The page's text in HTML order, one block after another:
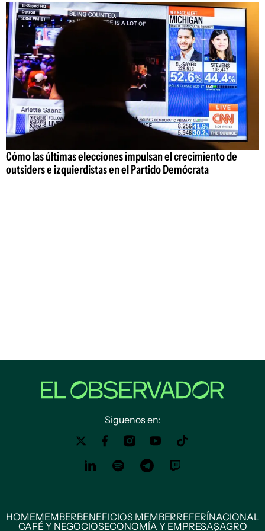
Cómo las últimas elecciones impulsan el crecimiento de
outsiders e izquierdistas en el Partido Demócrata
Siguenos en:
HOMEMEMBERBENEFICIOS MEMBERREFERÍNACIONAL
CAFÉ Y NEGOCIOSECONOMÍA Y EMPRESASAGRO